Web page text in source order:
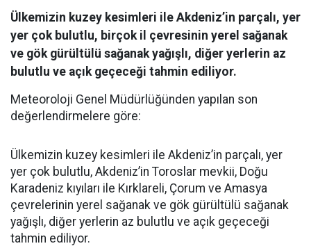
Ülkemizin kuzey kesimleri ile Akdeniz’in parçalı, yer
yer çok bulutlu, birçok il çevresinin yerel sağanak
ve gök gürültülü sağanak yağışlı, diğer yerlerin az
bulutlu ve açık geçeceği tahmin ediliyor.
Meteoroloji Genel Müdürlüğünden yapılan son
değerlendirmelere göre:
Ülkemizin kuzey kesimleri ile Akdeniz’in parçalı, yer
yer çok bulutlu, Akdeniz’in Toroslar mevkii, Doğu
Karadeniz kıyıları ile Kırklareli, Çorum ve Amasya
çevrelerinin yerel sağanak ve gök gürültülü sağanak
yağışlı, diğer yerlerin az bulutlu ve açık geçeceği
tahmin ediliyor.